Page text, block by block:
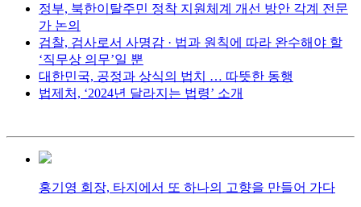
정부, 북한이탈주민 정착 지원체계 개선 방안 각계 전문
가 논의
검찰, 검사로서 사명감 · 법과 원칙에 따라 완수해야 할
‘직무상 의무’일 뿐
대한민국, 공정과 상식의 법치 … 따뜻한 동행
법제처, ‘2024년 달라지는 법령’ 소개
홍기영 회장, 타지에서 또 하나의 고향을 만들어 가다